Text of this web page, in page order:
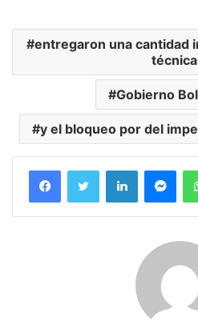
entregaron una cantidad
Gobierno
y el bloqueo por del
FacebookTwitter LinkedIn